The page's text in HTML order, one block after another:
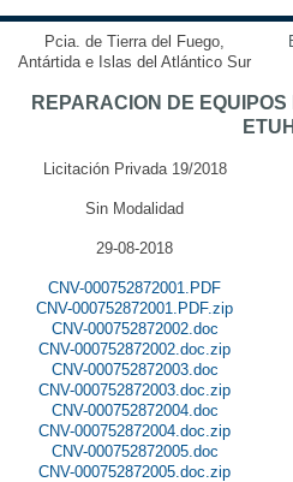
Pcia. de Tierra del Fuego,
Antártida e Islas del Atlántico Sur
REPARACION DE
ETUH
Licitación Privada 19/2018
Sin Modalidad
29-08-2018
CNV-000752872001.PDF
CNV-000752872001.PDF.zip
CNV-000752872002.doc
CNV-000752872002.doc.zip
CNV-000752872003.doc
CNV-000752872003.doc.zip
CNV-000752872004.doc
CNV-000752872004.doc.zip
CNV-000752872005.doc
CNV-000752872005.doc.zip